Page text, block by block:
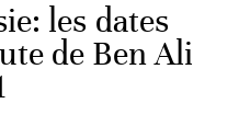
les dates
de Ben Ali